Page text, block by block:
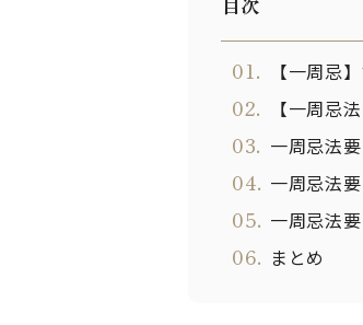
01. 【一周忌
02. 【一周忌
03. 一周忌法
04. 一周忌法
05. 一周忌法
06. まとめ